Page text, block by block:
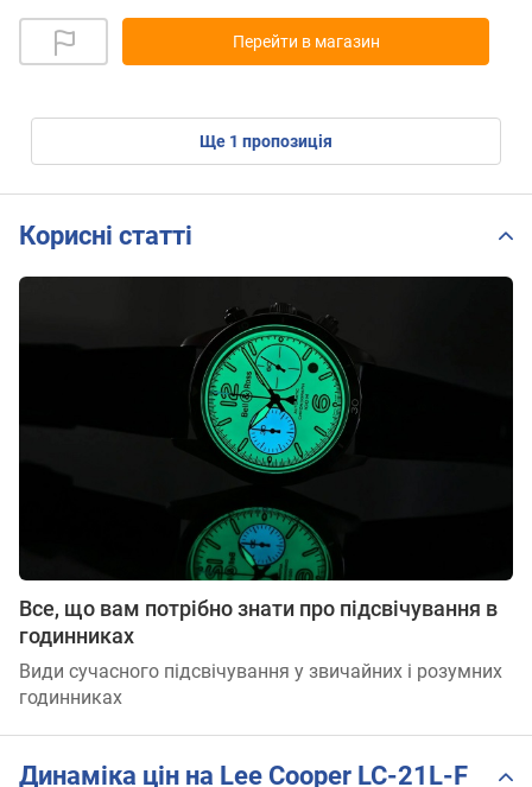
Перейти в магазин
ще 1 пропозиція
Корисні статті
Все, що вам потрібно знати про підсвічування в
годинниках
Види сучасного підсвічування у звичайних і розумних
годинниках
Динаміка цін на Lee Cooper LC-21L-F